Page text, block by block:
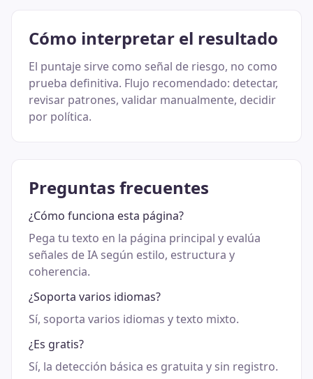
Cómo interpretar el resultado
El puntaje sirve como señal de riesgo, no como
prueba definitiva. Flujo recomendado: detectar,
revisar patrones, validar manualmente, decidir
por política.
Preguntas frecuentes
¿Cómo funciona esta página?
Pega tu texto en la página principal y evalúa
señales de IA según estilo, estructura y
coherencia.
¿Soporta varios idiomas?
Sí, soporta varios idiomas y texto mixto.
¿Es gratis?
Sí, la detección básica es gratuita y sin registro.